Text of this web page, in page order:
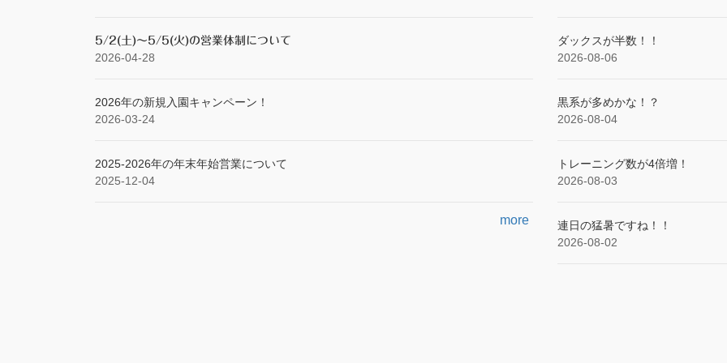
5/2(土)～5/5(火)の営業体制について
2026-04-28
2026年の新規入園キャンペーン！
2026-03-24
2025‐2026年の年末年始営業について
2025-12-04
more
ダックスが半数！！
2026-08-06
黒系が多めかな！？
2026-08-04
トレーニング数が4倍増！
2026-08-03
連日の猛暑ですね！！
2026-08-02